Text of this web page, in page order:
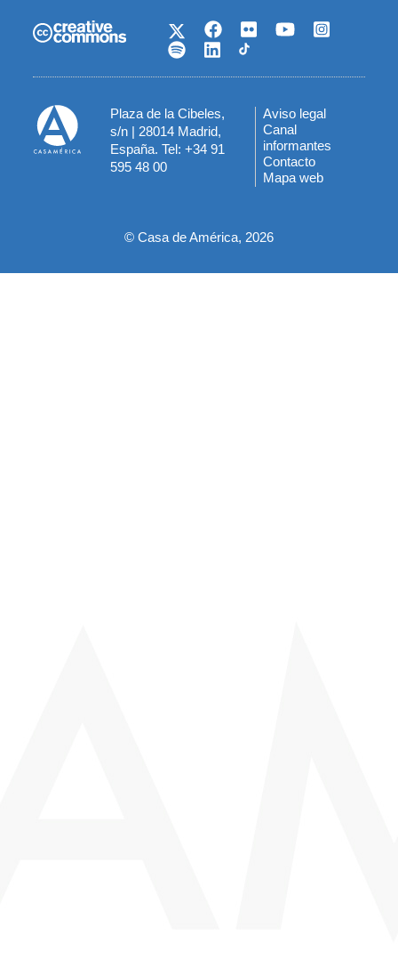
Plaza de la Cibeles,
s/n | 28014 Madrid,
España. Tel: +34 91
595 48 00
Menú
del
pie
Aviso legal
Canal
informantes
Contacto
Mapa web
© Casa de América, 2026